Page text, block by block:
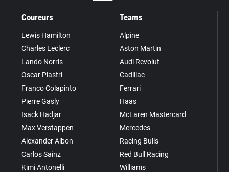
Coureurs
Lewis Hamilton
Charles Leclerc
Lando Norris
Oscar Piastri
Franco Colapinto
Pierre Gasly
Isack Hadjar
Max Verstappen
Alexander Albon
Carlos Sainz
Kimi Antonelli
Teams
Alpine
Aston Martin
Audi Revolut
Cadillac
Ferrari
Haas
McLaren Mastercard
Mercedes
Racing Bulls
Red Bull Racing
Williams